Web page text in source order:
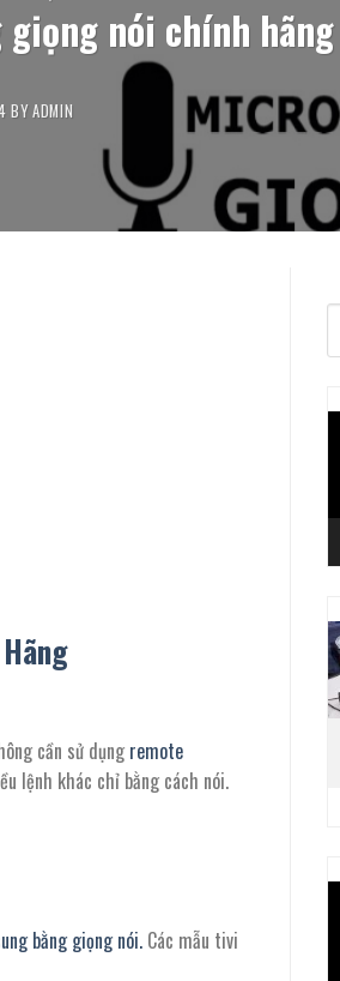
nói chính hãng
BYADMIN
cần sử dụng remote
lệnh khác chỉ bằng cách nói.
bằng giọng nói.Các mẫu tivi